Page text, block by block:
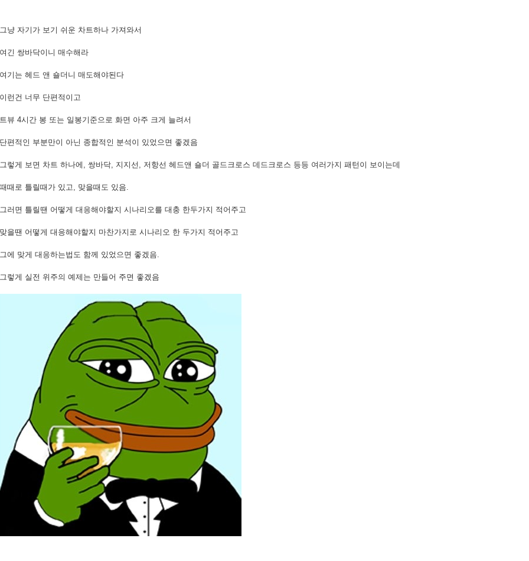
그냥 자기가 보기 쉬운 차트하나 가져와서
여긴 쌍바닥이니 매수해라
여기는 헤드 앤 숄더니 매도해야된다
이런건 너무 단편적이고
트뷰 4시간 봉 또는 일봉기준으로 화면 아주 크게 늘려서
단편적인 부분만이 아닌 종합적인 분석이 있었으면 좋겠음
그렇게 보면 차트 하나에, 쌍바닥, 지지선, 저항선 헤드앤 숄더 골드크로스 데드크로스 등등 여러가지 패턴이 보이는데
때때로 틀릴때가 있고, 맞을때도 있음.
그러면 틀릴땐 어떻게 대응해야할지 시나리오를 대충 한두가지 적어주고
맞을땐 어떻게 대응해야할지 마찬가지로 시나리오 한 두가지 적어주고
그에 맞게 대응하는법도 함께 있었으면 좋겠음.
그렇게 실전 위주의 예제는 만들어 주면 좋겠음